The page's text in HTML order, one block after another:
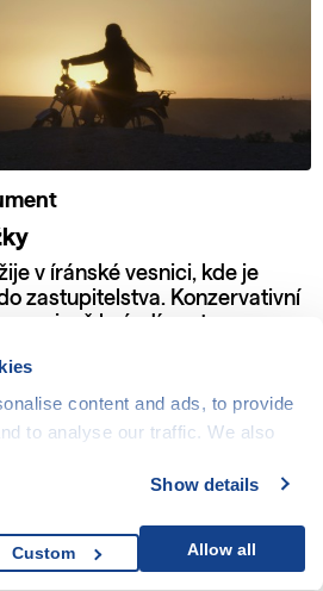
content and ads, to provide
to analyse our traffic. We also
partners who may
from your use of their
Show details
Allow all
Custom
v íránské vesnici, kde je
zastupitelstva. Konzervativní
brázdí cestu se svou